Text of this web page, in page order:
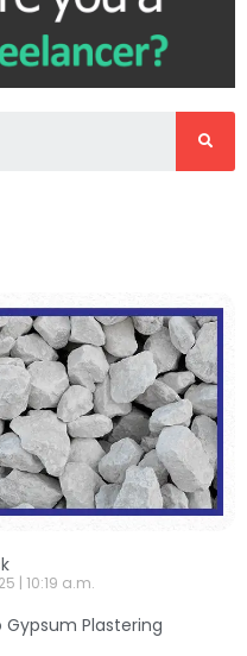
10:19 a.m.
Plastering